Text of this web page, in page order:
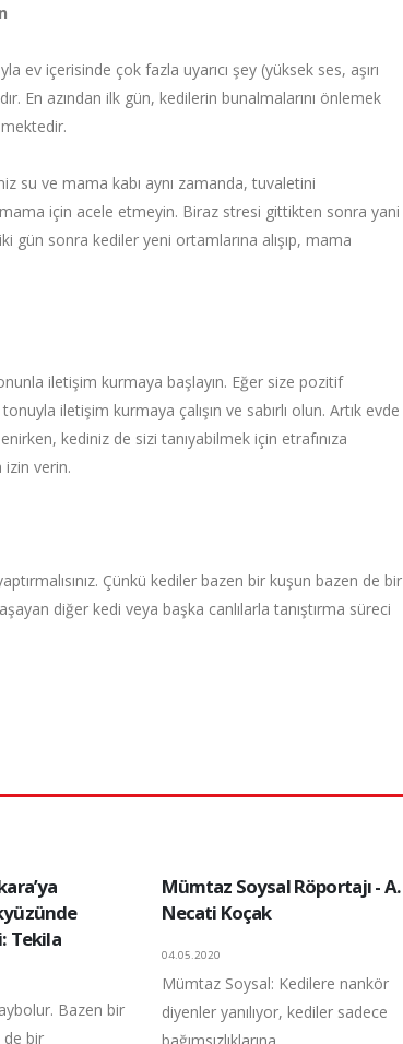
ev içerisinde çok fazla uyarıcı şey (yüksek ses, aşırı
En azından ilk gün, kedilerin bunalmalarını önlemek
su ve mama kabı aynı zamanda, tuvaletini
için acele etmeyin. Biraz stresi gittikten sonra yani
sonra kediler yeni ortamlarına alışıp, mama
iletişim kurmaya başlayın. Eğer size pozitif
iletişim kurmaya çalışın ve sabırlı olun. Artık evde
kediniz de sizi tanıyabilmek için etrafınıza
izin verin.
Çünkü kediler bazen bir kuşun bazen de bir
diğer kedi veya başka canlılarla tanıştırma süreci
Tekila
Bazen bir
de bir
Mümtaz Soysal Röportajı - A.
Necati Koçak
04.05.2020
Mümtaz Soysal: Kedilere nankör
diyenler yanılıyor, kediler sadece